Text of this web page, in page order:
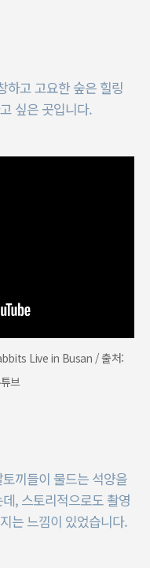
하고 고요한 숲은 힐링
싶은 곳입니다.
Live in Busan / 출처:
브
끼들이 물드는 석양을
, 스토리적으로도 촬영
는 느낌이 있었습니다.